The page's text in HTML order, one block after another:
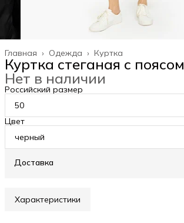
Куртка
Одежда ›
Главная ›
Куртка стеганая с поясом
Нет в наличии
Российский размер
50
Цвет
черный
Доставка
Характеристики